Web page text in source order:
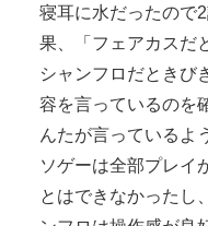
寝耳に水だったので
果、「フェアカスだ
シャンフロだときび
容を言っているのを
んたが言っているよ
ソゲーは全部プレイ
とはできなかったし